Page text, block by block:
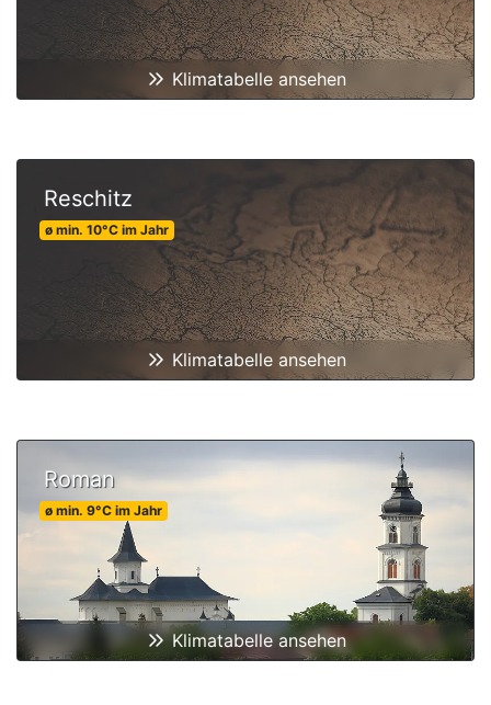
Klimatabelle ansehen
Reschitz
ø min. 10°C im Jahr
Klimatabelle ansehen
Roman
ø min. 9°C im Jahr
Klimatabelle ansehen